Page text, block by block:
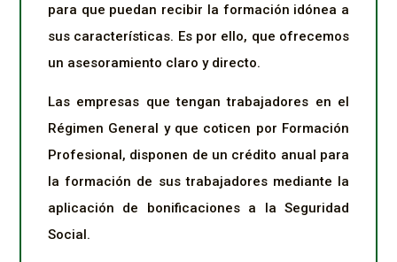
para que puedan recibir la formación idónea a
sus características. Es por ello, que ofrecemos
un asesoramiento claro y directo.
Las empresas que tengan trabajadores en el
Régimen General y que coticen por Formación
Profesional, disponen de un crédito anual para
la formación de sus trabajadores mediante la
aplicación de bonificaciones a la Seguridad
Social.